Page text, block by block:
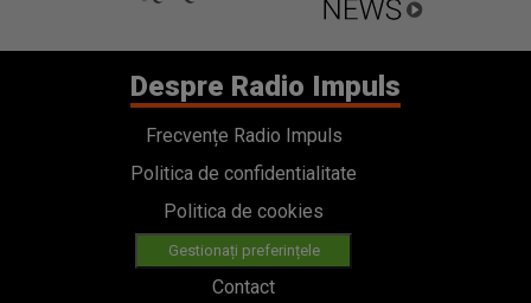
Despre Radio Impuls
Frecvențe Radio Impuls
Politica de confidentialitate
Politica de cookies
Gestionați preferințele
Contact